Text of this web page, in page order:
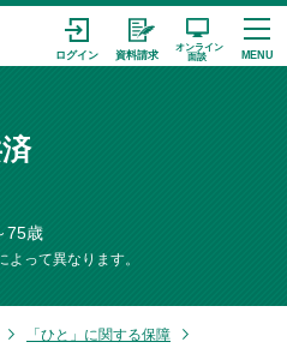
75歳
って異なります。
「ひと」に関する保障